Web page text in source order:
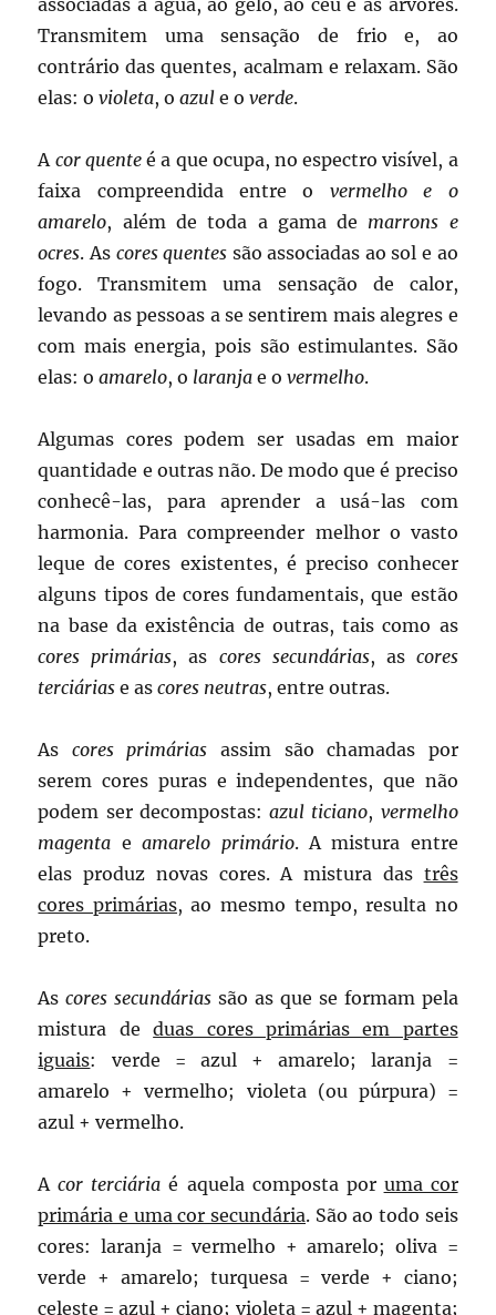
associadas à água, ao gelo, ao céu e às arvores.
Transmitem uma sensação de frio e, ao
contrário das quentes, acalmam e relaxam. São
elas: ovioleta, oazule overde.
A cor quenteé a que ocupa, no espectro visível, a
faixa compreendida entre o vermelho e o
amarelo, além de toda a gama de marrons e
ocres. As cores quentes são associadas ao sol e ao
fogo. Transmitem uma sensação de calor,
levando as pessoas a se sentirem mais alegres e
com mais energia, pois são estimulantes. São
elas: oamarelo, o laranja e overmelho.
Algumas cores podem ser usadas em maior
quantidade e outras não. De modo que é preciso
conhecê-las, para aprender a usá-las com
harmonia. Para compreender melhor o vasto
leque de cores existentes, é preciso conhecer
alguns tipos de cores fundamentais, que estão
na base da existência de outras, tais como as
cores primárias, as cores secundárias, as cores
terciárias e ascores neutras, entre outras.
As cores primárias assim são chamadas por
serem cores puras e independentes, que não
podem ser decompostas:azul ticiano, vermelho
magenta eamarelo primário. A mistura entre
elas produz novas cores. A mistura das três
cores primárias, ao mesmo tempo, resulta no
preto.
As cores secundárias são as que se formam pela
mistura deduas cores primárias em partes
iguais: verde = azul + amarelo; laranja =
amarelo + vermelho; violeta (ou púrpura) =
azul + vermelho.
Acor terciária é aquela composta por uma cor
primária e uma cor secundária. São ao todo seis
cores: laranja = vermelho + amarelo; oliva =
verde + amarelo; turquesa = verde + ciano;
celeste = azul + ciano; violeta = azul + magenta;